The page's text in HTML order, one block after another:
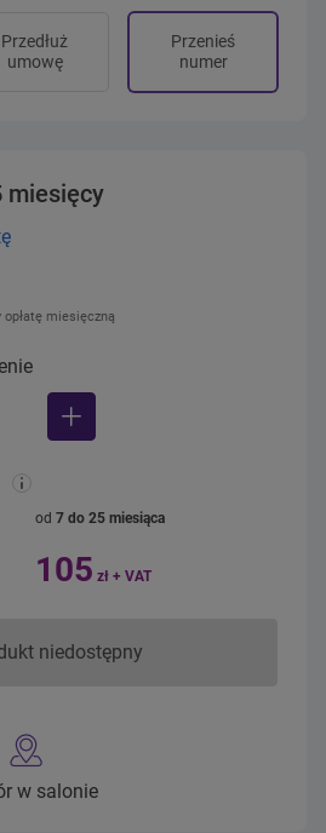
Przedłuż
umowę
Przenieś
numer
miesięcy
opłatę miesięczną
więcej
od 7 do 25 miesiąca
105 zł + VAT
niedostępny
w salonie